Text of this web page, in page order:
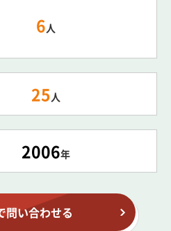
6人
25人
2006年
問い合わせる